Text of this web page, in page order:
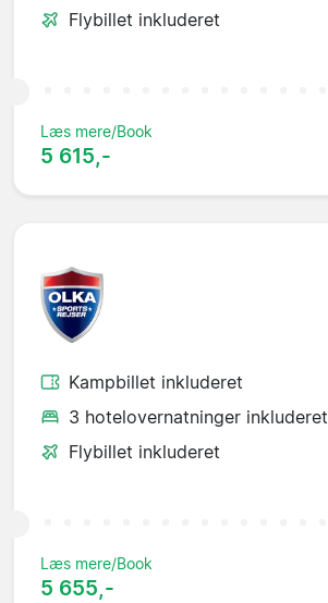
Flybillet inkluderet
Læs mere/Book
5 615,-
Kampbillet inkluderet
3 hotelovernatninger inkluderet
Flybillet inkluderet
Læs mere/Book
5 655,-